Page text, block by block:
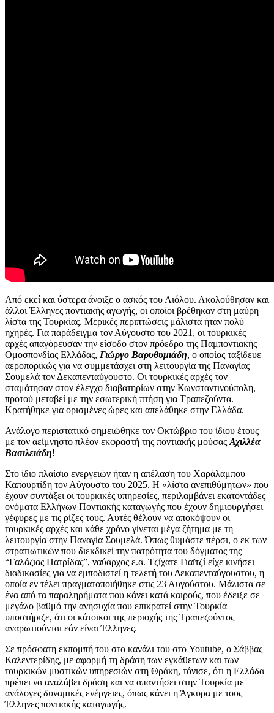
Από εκεί και ύστερα άνοιξε ο ασκός του Αιόλου. Ακολούθησαν και
άλλοι Έλληνες ποντιακής αγωγής, οι οποίοι βρέθηκαν στη μαύρη
λίστα της Τουρκίας. Μερικές περιπτώσεις μάλιστα ήταν πολύ
ηχηρές. Για παράδειγμα τον Αύγουστο του 2021, οι τουρκικές
αρχές απαγόρευσαν την είσοδο στον πρόεδρο της Παμποντιακής
Ομοσπονδίας Ελλάδας, Γιώργο Βαρυθυμιάδη, ο οποίος ταξίδευε
αεροπορικώς για να συμμετάσχει στη λειτουργία της Παναγίας
Σουμελά τον Δεκαπενταύγουστο. Οι τουρκικές αρχές τον
σταμάτησαν στον έλεγχο διαβατηρίων στην Κωνσταντινούπολη,
προτού μεταβεί με την εσωτερική πτήση για Τραπεζούντα.
Κρατήθηκε για ορισμένες ώρες και απελάθηκε στην Ελλάδα.
Ανάλογο περιστατικό σημειώθηκε τον Οκτώβριο του ίδιου έτους
με τον αείμνηστο πλέον εκφραστή της ποντιακής μούσας Αχιλλέα
Βασιλειάδη!
Στο ίδιο πλαίσιο ενεργειών ήταν η απέλαση του Χαράλαμπου
Καπουρτίδη τον Αύγουστο του 2025. Η «λίστα ανεπιθύμητων» που
έχουν συντάξει οι τουρκικές υπηρεσίες, περιλαμβάνει εκατοντάδες
ονόματα Ελλήνων Ποντιακής καταγωγής που έχουν δημιουργήσει
γέφυρες με τις ρίζες τους. Αυτές θέλουν να αποκόψουν οι
τουρκικές αρχές και κάθε χρόνο γίνεται μέγα ζήτημα με τη
λειτουργία στην Παναγία Σουμελά. Όπως θυμάστε πέρσι, ο εκ των
στρατιωτικών που διεκδικεί την πατρότητα του δόγματος της
“Γαλάζιας Πατρίδας”, ναύαρχος ε.α. Τζίχατε Γιαϊτζί είχε κινήσει
διαδικασίες για να εμποδιστεί η τελετή του Δεκαπενταύγουστου, η
οποία εν τέλει πραγματοποιήθηκε στις 23 Αυγούστου. Μάλιστα σε
ένα από τα παραληρήματα που κάνει κατά καιρούς, που έδειξε σε
μεγάλο βαθμό την ανησυχία που επικρατεί στην Τουρκία
υποστήριζε, ότι οι κάτοικοι της περιοχής της Τραπεζούντος
αναρωτιούνται εάν είναι Έλληνες.
Σε πρόσφατη εκπομπή του στο κανάλι του στο Youtube, ο Σάββας
Καλεντερίδης, με αφορμή τη δράση των εγκάθετων και των
τουρκικών μυστικών υπηρεσιών στη Θράκη, τόνισε, ότι η Ελλάδα
πρέπει να αναλάβει δράση και να απαντήσει στην Τουρκία με
ανάλογες δυναμικές ενέργειες, όπως κάνει η Άγκυρα με τους
Έλληνες ποντιακής καταγωγής.